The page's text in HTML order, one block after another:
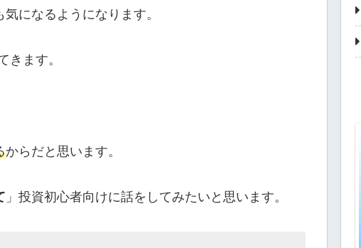
になるようになります。
きます。
からだと思います。
」投資初心者向けに話をしてみたいと思います。